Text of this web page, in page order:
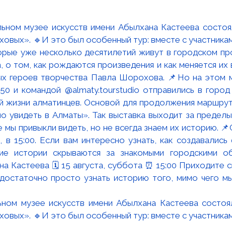
музее искусств имени Абылхана Кастеева
🔹И это был особенный тур: вместе с